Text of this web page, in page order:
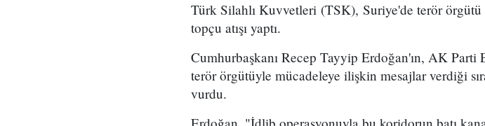
Türk Silahlı Kuvvetleri (TSK), Suriye'de terör
topçu atışı yaptı.
Cumhurbaşkanı Recep Tayyip Erdoğan'ın, AK
terör örgütüyle mücadeleye ilişkin mesajlar verdiği
vurdu.